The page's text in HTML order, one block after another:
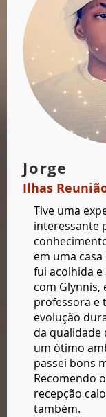
Jorge
Ilhas
Tive uma
interessante
em uma
fui acolhida
com Glynnis,
professora e
evolução
da qualidade
um ótimo
passei bons
Recomendo o
recepção
também.